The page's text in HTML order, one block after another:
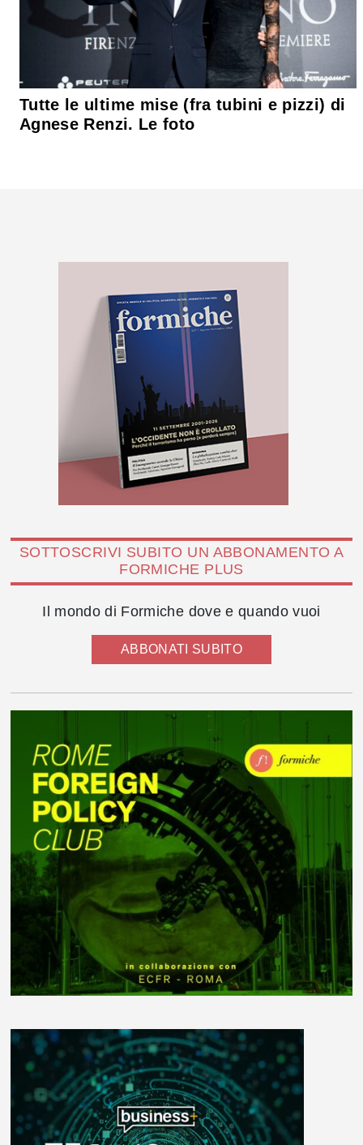
Tutte le ultime mise (fra tubini e pizzi) di
Agnese Renzi. Le foto
SOTTOSCRIVI SUBITO UN ABBONAMENTO A
FORMICHE PLUS
Il mondo di Formiche dove e quando vuoi
ABBONATI SUBITO